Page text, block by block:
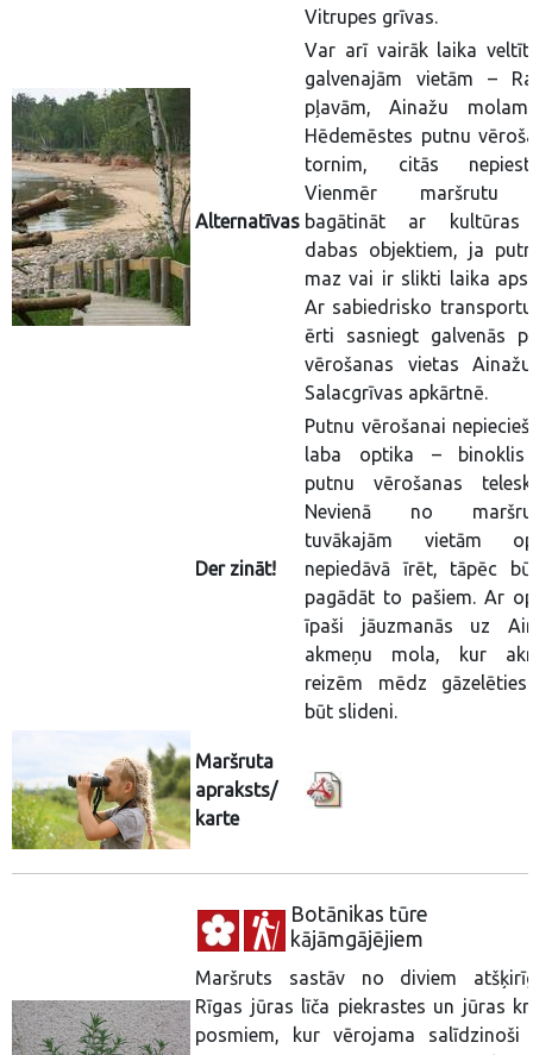
Vitrupes grīvas.
Alternatīvas
Var arī vairāk laika
galvenajām vietām –
pļavām, Ainažu
Hēdemēstes putnu
tornim, citās
Vienmēr maršrutu
bagātināt ar
dabas objektiem, ja
maz vai ir slikti laika
Ar sabiedrisko
ērti sasniegt galvenās
vērošanas vietas
Salacgrīvas apkārtnē.
Der zināt!
Putnu vērošanai
laba optika –
putnu vērošanas
Nevienā no
tuvākajām vietām
nepiedāvā īrēt, tāpēc
pagādāt to pašiem. Ar
īpaši jāuzmanās uz
akmeņu mola, kur
reizēm mēdz
būt slideni.
Maršruta
apraksts/
karte
Botānikas tūre
kājāmgājējiem
Maršruts sastāv no diviem
Rīgas jūras līča piekrastes un jūras
posmiem, kur vērojama salīdzinoši